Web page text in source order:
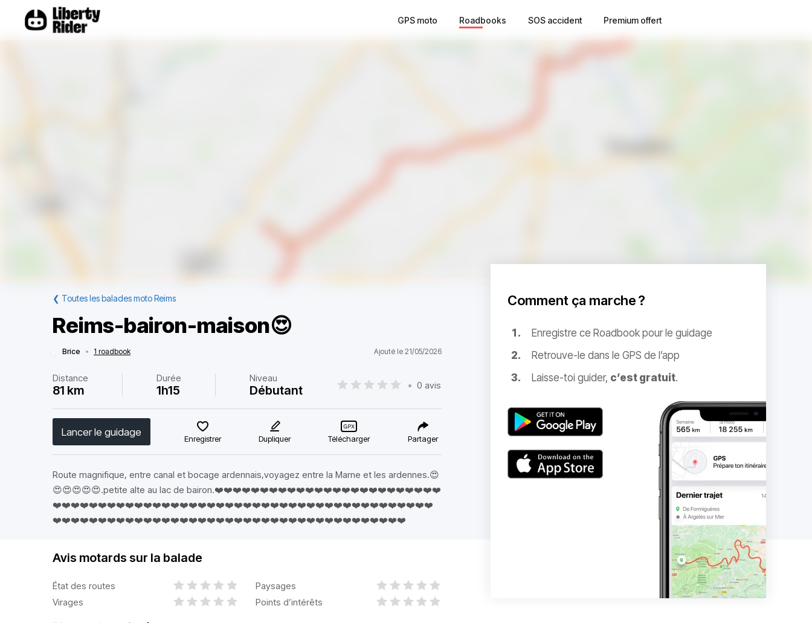
GPS moto Roadbooks SOS accident Premium offert
❮ Toutes les balades moto Reims
Reims-bairon-maison😍
Brice • 1 roadbook Ajouté le 21/05/2026
Distance
81 km
Durée
1h15
Niveau
Débutant • 0 avis
Lancer le guidage
Enregistrer Dupliquer Télécharger Partager
Route magnifique, entre canal et bocage ardennais,voyagez entre la Marne et les ardennes.😍
😍😍😍😍😍.petite alte au lac de bairon.❤️❤️❤️❤️❤️❤️❤️❤️❤️❤️❤️❤️❤️❤️❤️❤️❤️❤️❤️❤️❤️❤️❤️❤️❤️
❤️❤️❤️❤️❤️❤️❤️❤️❤️❤️❤️❤️❤️❤️❤️❤️❤️❤️❤️❤️❤️❤️❤️❤️❤️❤️❤️❤️❤️❤️❤️❤️❤️❤️❤️❤️❤️❤️❤️❤️❤️❤️
❤️❤️❤️❤️❤️❤️❤️❤️❤️❤️❤️❤️❤️❤️❤️❤️❤️❤️❤️❤️❤️❤️❤️❤️❤️❤️❤️❤️❤️❤️❤️❤️❤️❤️❤️❤️❤️❤️❤️
Comment ça marche ?
Enregistre ce Roadbook pour le guidage
Retrouve-le dans le GPS de l’app
Laisse-toi guider, c’est gratuit.
Avis motards sur la balade
État des routes
Paysages
Virages
Points d’intérêts